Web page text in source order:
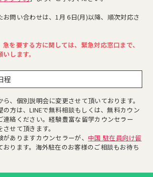
お問い合わせは、1月 6日(月)以降、順次対応さ
を要する方に関しては、緊急対応窓口まで、
します。
程
、個別説明会に変更させて頂いております。
の方は、LINEで無料相談もしくは、無料カウン
連絡ください。経験豊富な留学カウンセラー
せて頂きます。
ありますカウンセラーが、 中国 駐在員向け留
おります。海外駐在のお客様のご相談もお待ち